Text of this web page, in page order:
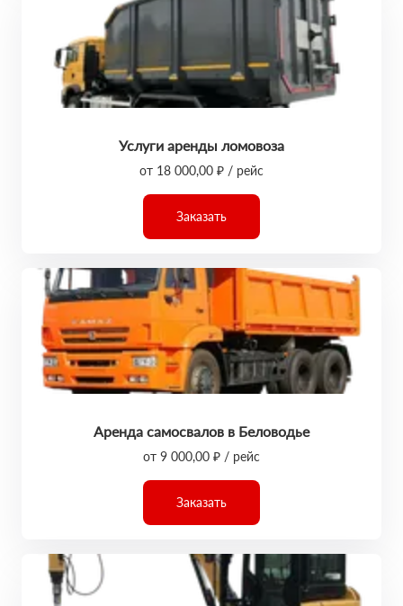
Услуги аренды ломовоза
от 18 000,00 ₽ / рейс
Заказать
Аренда самосвалов в Беловодье
от 9 000,00 ₽ / рейс
Заказать